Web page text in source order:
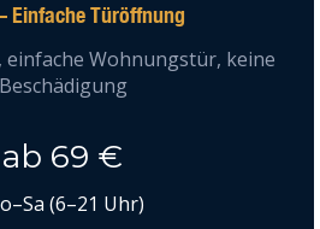
Einfache Türöffnung
Wohnungstür, keine
Beschädigung
ab 69 €
(6–21 Uhr)